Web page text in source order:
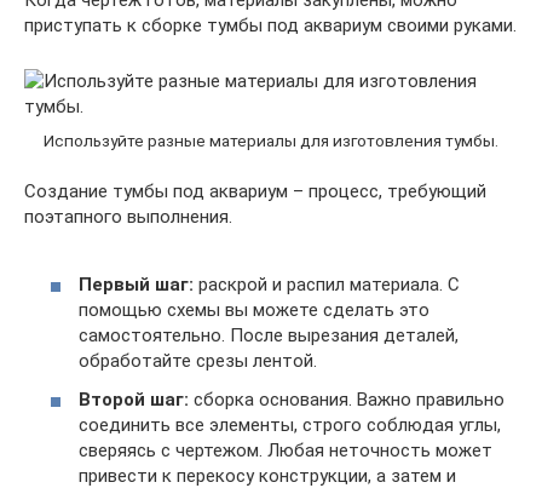
приступать к сборке тумбы под аквариум своими руками.
Используйте разные материалы для изготовления тумбы.
Создание тумбы под аквариум – процесс, требующий
поэтапного выполнения.
Первый шаг: раскрой и распил материала. С
помощью схемы вы можете сделать это
самостоятельно. После вырезания деталей,
обработайте срезы лентой.
Второй шаг: сборка основания. Важно правильно
соединить все элементы, строго соблюдая углы,
сверяясь с чертежом. Любая неточность может
привести к перекосу конструкции, а затем и